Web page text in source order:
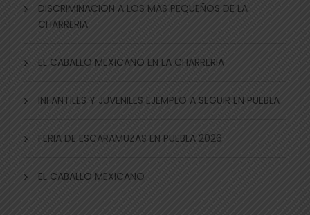
DISCRIMINACION A LOS MAS PEQUEÑOS DE LA
CHARRERIA
EL CABALLO MEXICANO EN LA CHARRERIA
INFANTILES Y JUVENILES EJEMPLO A SEGUIR EN PUEBLA
FERIA DE ESCARAMUZAS EN PUEBLA 2026
EL CABALLO MEXICANO